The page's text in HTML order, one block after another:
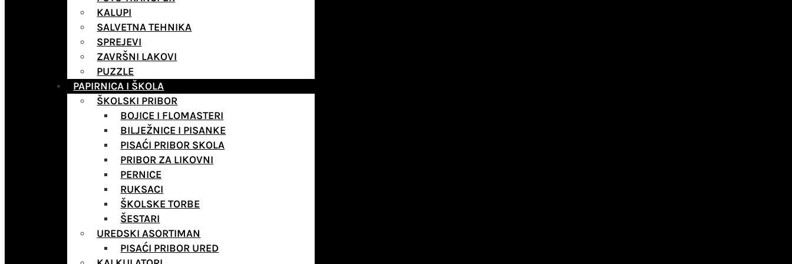
KALUPI
SALVETNA TEHNIKA
SPREJEVI
ZAVRŠNI LAKOVI
PUZZLE
PAPIRNICA I ŠKOLA
ŠKOLSKI PRIBOR
BOJICE I FLOMASTERI
BILJEŽNICE I PISANKE
PISAĆI PRIBOR SKOLA
PRIBOR ZA LIKOVNI
PERNICE
RUKSACI
ŠKOLSKE TORBE
ŠESTARI
UREDSKI ASORTIMAN
PISAĆI PRIBOR URED